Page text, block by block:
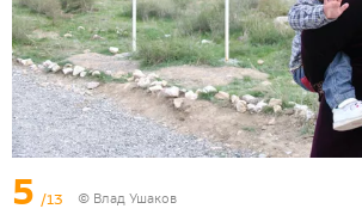
5 /13 © Влад Ушаков